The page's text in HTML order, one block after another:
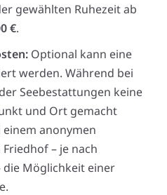
gewählten Ruhezeit ab
€.
Optional kann eine
werden. Während bei
Seebestattungen keine
und Ort gemacht
anonymen
– je nach
Möglichkeit einer